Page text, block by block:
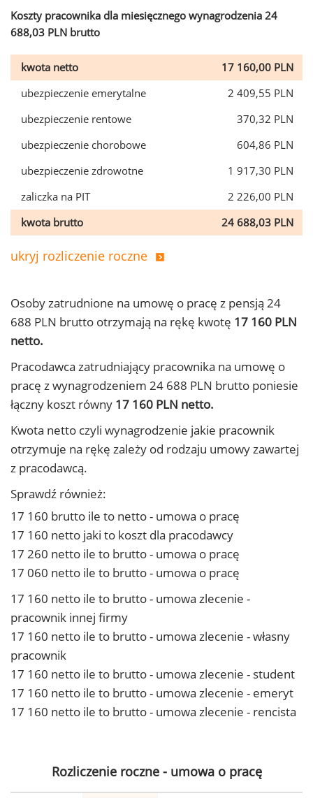
Koszty pracownika dla miesięcznego wynagrodzenia 24
688,03 PLN brutto
kwota netto
17 160,00 PLN
ubezpieczenie emerytalne
2 409,55 PLN
ubezpieczenie rentowe
370,32 PLN
ubezpieczenie chorobowe
604,86 PLN
ubezpieczenie zdrowotne
1 917,30 PLN
zaliczka na PIT
2 226,00 PLN
kwota brutto
24 688,03 PLN
ukryj rozliczenie roczne
Osoby zatrudnione na umowę o pracę z pensją 24
688 PLN brutto otrzymają na rękę kwotę 17 160 PLN
netto.
Pracodawca zatrudniający pracownika na umowę o
pracę z wynagrodzeniem 24 688 PLN brutto poniesie
łączny koszt równy 17 160 PLN netto.
Kwota netto czyli wynagrodzenie jakie pracownik
otrzymuje na rękę zależy od rodzaju umowy zawartej
z pracodawcą.
Sprawdź również:
17 160 brutto ile to netto - umowa o pracę
17 160 netto jaki to koszt dla pracodawcy
17 260 netto ile to brutto - umowa o pracę
17 060 netto ile to brutto - umowa o pracę
17 160 netto ile to brutto - umowa zlecenie -
pracownik innej firmy
17 160 netto ile to brutto - umowa zlecenie - własny
pracownik
17 160 netto ile to brutto - umowa zlecenie - student
17 160 netto ile to brutto - umowa zlecenie - emeryt
17 160 netto ile to brutto - umowa zlecenie - rencista
Rozliczenie roczne - umowa o pracę